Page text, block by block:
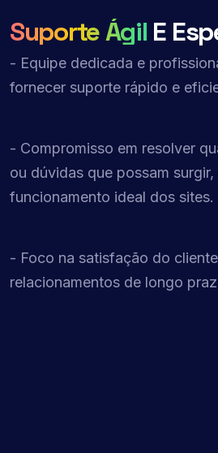
Suporte Ágil E
- Equipe dedicada e
fornecer suporte rápido e
- Compromisso em resolver
ou dúvidas que possam
funcionamento ideal dos sites.
- Foco na satisfação do
relacionamentos de longo